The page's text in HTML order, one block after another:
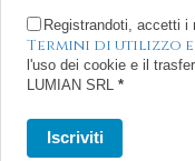
Registrandoti, accetti i
Termini di utilizzo
l'uso dei cookie e il
LUMIAN SRL *
Iscriviti